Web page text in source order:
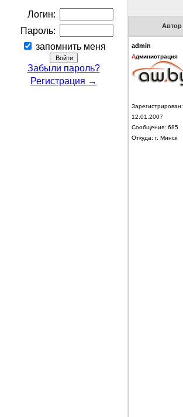
Логин:
Пароль:
запомнить меня
Забыли пароль?
Регистрация →
Автор
admin
Администрация
Зарегистрирован:
12.01.2007
Сообщения: 685
Откуда: г. Минск